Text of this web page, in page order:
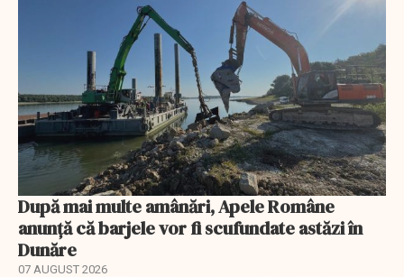
După mai multe amânări, Apele Române
anunță că barjele vor fi scufundate astăzi în
Dunăre
07 AUGUST 2026